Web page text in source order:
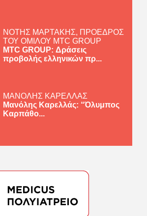
ΝΟΤΗΣ ΜΑΡΤΑΚΗΣ, ΠΡΟΕΔΡΟΣ
ΤΟΥ ΟΜΙΛΟΥ MTC GROUP
MTC GROUP: Δράσεις
προβολής ελληνικών πρ...
ΜΑΝΟΛΗΣ ΚΑΡΕΛΛΑΣ
Μανόλης Καρελλάς: “Όλυμπος
Καρπάθο...